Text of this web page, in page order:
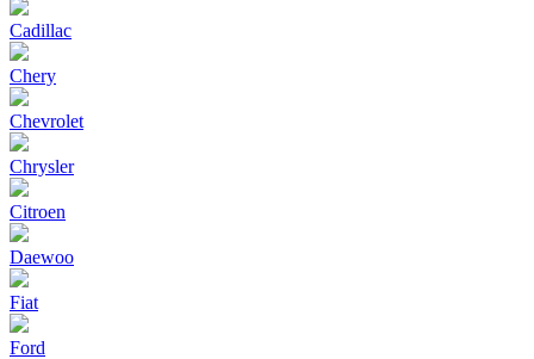
Cadillac
Chery
Chevrolet
Chrysler
Citroen
Daewoo
Fiat
Ford